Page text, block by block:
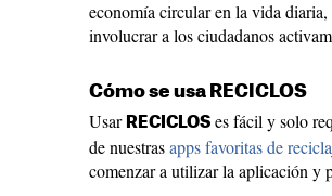
economía circular en la vida
involucrar a los ciudadanos
Cómo se usa RECICLOS
Usar RECICLOS es fácil y solo
de nuestrasapps favoritas de
comenzar a utilizar la aplicación y